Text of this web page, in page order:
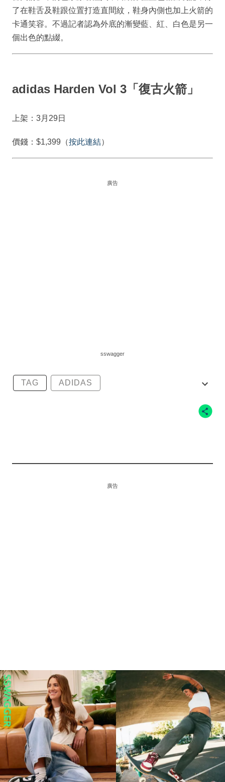
了在鞋舌及鞋跟位置打造直間紋，鞋身內側也加上火箭的
卡通笑容。不過記者認為外底的漸變藍、紅、白色是另一
個出色的點綴。
adidas Harden Vol 3「復古火箭」
上架：3月29日
價錢：$1,399（按此連結）
廣告
sswagger
TAG ADIDAS
廣告